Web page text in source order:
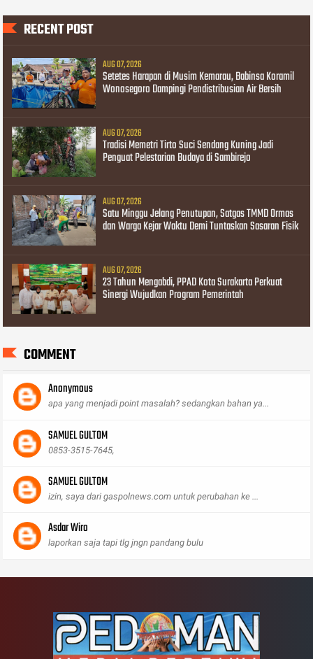
RECENT POST
AUG 07, 2026
Setetes Harapan di Musim Kemarau, Babinsa Koramil
Wonosegoro Dampingi Pendistribusian Air Bersih
AUG 07, 2026
Tradisi Memetri Tirto Suci Sendang Kuning Jadi
Penguat Pelestarian Budaya di Sambirejo
AUG 07, 2026
Satu Minggu Jelang Penutupan, Satgas TMMD Ormas
dan Warga Kejar Waktu Demi Tuntaskan Sasaran Fisik
AUG 07, 2026
23 Tahun Mengabdi, PPAD Kota Surakarta Perkuat
Sinergi Wujudkan Program Pemerintah
COMMENT
Anonymous
apa yang menjadi point masalah? sedangkan bahan ya...
SAMUEL GULTOM
0853-3515-7645,
SAMUEL GULTOM
izin, saya dari gaspolnews.com untuk perubahan ke ...
Asdar Wiro
laporkan saja tapi tlg jngn pandang bulu